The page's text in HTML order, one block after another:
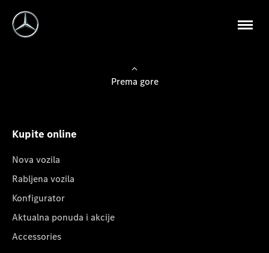
Prema gore
Kupite online
Nova vozila
Rabljena vozila
Konfigurator
Aktualna ponuda i akcije
Accessories